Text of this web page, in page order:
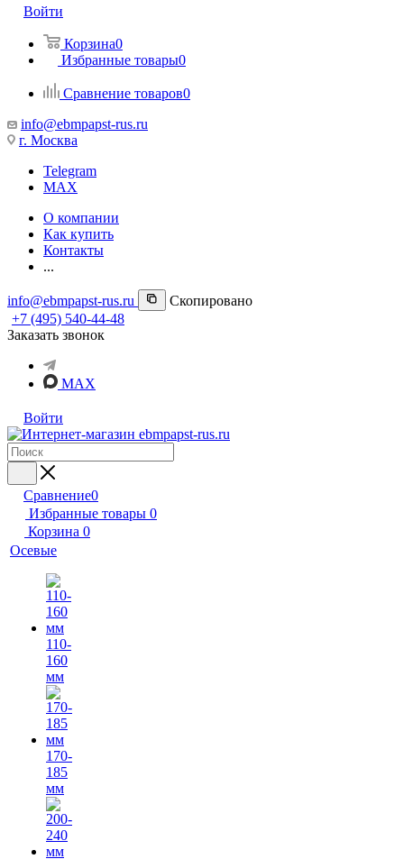
Войти
Корзина0
Избранные товары0
Сравнение товаров0
info@ebmpapst-rus.ru
г. Москва
Telegram
MAX
О компании
Как купить
Контакты
...
info@ebmpapst-rus.ru
Скопировано
+7 (495) 540-44-48
Заказать звонок
MAX
Войти
Сравнение0
Избранные товары 0
Корзина 0
Осевые
110-
160
мм
170-
185
мм